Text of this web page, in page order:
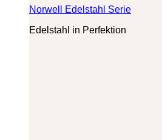
Norwell Edelstahl Serie
Edelstahl in Perfektion